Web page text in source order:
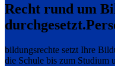
Recht rund um
durchgesetzt.
bildungsrechte setzt Ihre
die Schule bis zum Studium